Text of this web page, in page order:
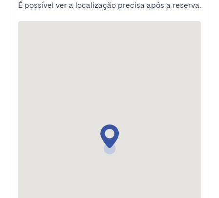
É possível ver a localização precisa após a reserva.